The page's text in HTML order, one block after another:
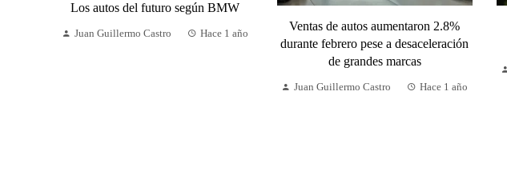
Los autos del futuro según BMW
Juan Guillermo Castro Hace 1 año
Ventas de autos aumentaron 2.8%
durante febrero pese a desaceleración
de grandes marcas
Juan Guillermo Castro Hace 1 año